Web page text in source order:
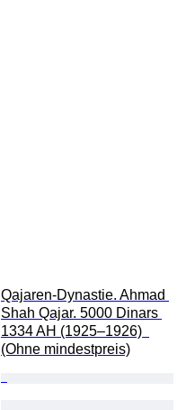
Qajaren-Dynastie. Ahmad
Shah Qajar. 5000 Dinars
1334 AH (1925–1926)
(Ohne mindestpreis)